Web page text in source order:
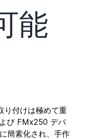
能
り付けは極めて重
び FMx250 デバ
簡素化され、手作